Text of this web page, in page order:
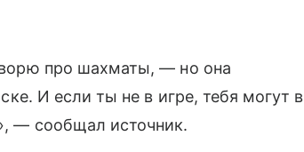
про шахматы, — но она
И если ты не в игре, тебя могут в
— сообщал источник.